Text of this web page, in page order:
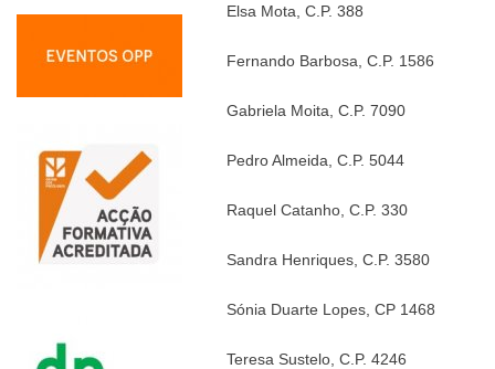
Elsa Mota, C.P. 388
Fernando Barbosa, C.P. 1586
Gabriela Moita, C.P. 7090
Pedro Almeida, C.P. 5044
Raquel Catanho, C.P. 330
Sandra Henriques, C.P. 3580
Sónia Duarte Lopes, CP 1468
Teresa Sustelo, C.P. 4246